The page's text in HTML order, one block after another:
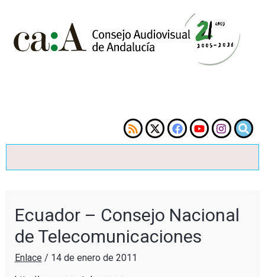
Ecuador – Consejo Nacional
de Telecomunicaciones
Enlace/ 14 de enero de 2011